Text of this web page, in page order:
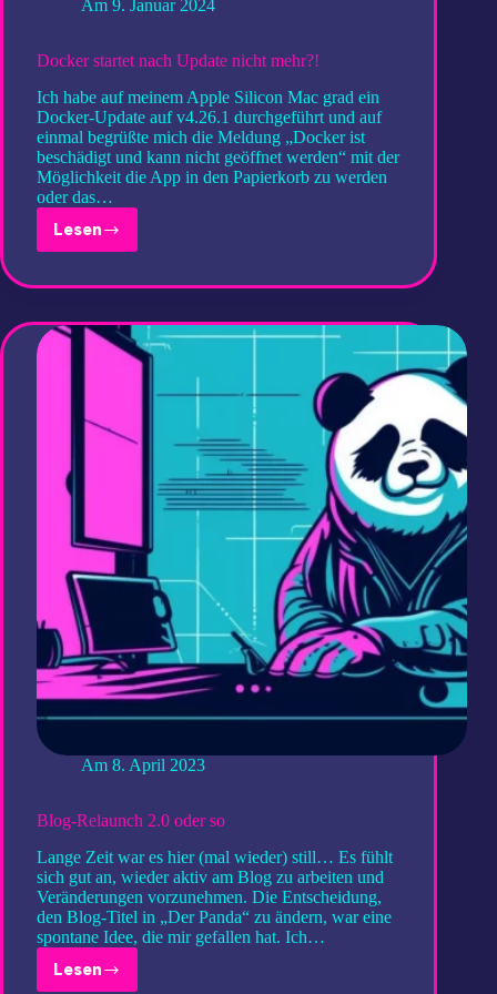
Am 9. Januar 2024
Docker startet nach Update nicht mehr?!
Ich habe auf meinem Apple Silicon Mac grad ein
Docker-Update auf v4.26.1 durchgeführt und auf
einmal begrüßte mich die Meldung „Docker ist
beschädigt und kann nicht geöffnet werden“ mit der
Möglichkeit die App in den Papierkorb zu werden
oder das…
LesenDocker
startet
nicht
mehr?!
Am 8. April 2023
Blog-Relaunch 2.0 oder so
Lange Zeit war es hier (mal wieder) still… Es fühlt
sich gut an, wieder aktiv am Blog zu arbeiten und
Veränderungen vorzunehmen. Die Entscheidung,
den Blog-Titel in „Der Panda“ zu ändern, war eine
spontane Idee, die mir gefallen hat. Ich…
LesenBlog-